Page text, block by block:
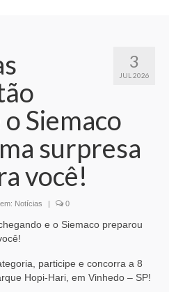
3
JUL 2026
Siemaco
surpresa
você!
Notícias | 0
e o Siemaco preparou
participe e concorra a 8
Hopi-Hari, em Vinhedo – SP!